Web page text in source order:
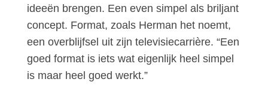
ideeën brengen. Een even simpel als briljant
concept. Format, zoals Herman het noemt,
een overblijfsel uit zijn televisiecarrière. “Een
goed format is iets wat eigenlijk heel simpel
is maar heel goed werkt.”